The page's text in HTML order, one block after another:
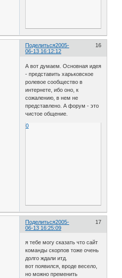
Поделиться 16
2005-
06-13 16:12:12
А вот думаем. Основная идея
- представить харьковское
ролевое сообщество в
интернете, ибо оно, к
сожалению, в нем не
представлено. А форум - это
чистое общение.
0
Поделиться 17
2005-
06-13 16:25:09
я тебе могу сказать что сайт
команды скорпов тоже очень
долго ждали итд.
вот появился, вроде весело,
но можно пременить